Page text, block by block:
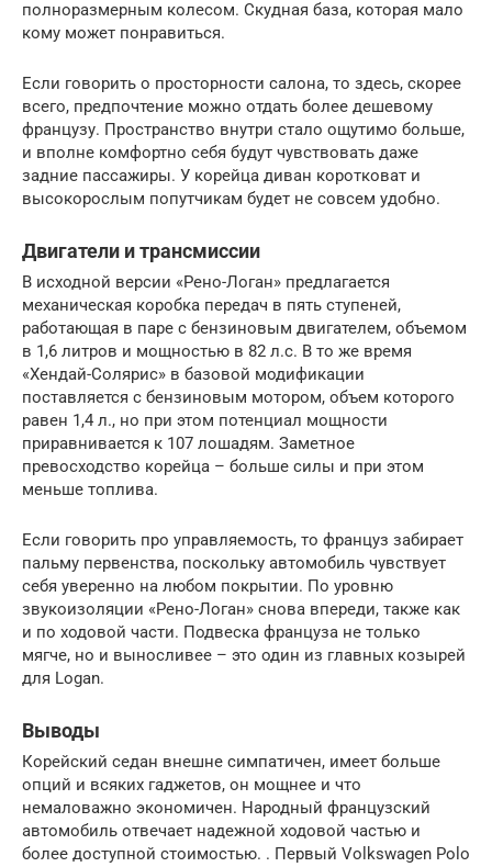
полноразмерным колесом. Скудная база, которая мало
кому может понравиться.
Если говорить о просторности салона, то здесь, скорее
всего, предпочтение можно отдать более дешевому
французу. Пространство внутри стало ощутимо больше,
и вполне комфортно себя будут чувствовать даже
задние пассажиры. У корейца диван коротковат и
высокорослым попутчикам будет не совсем удобно.
Двигатели и трансмиссии
В исходной версии «Рено-Логан» предлагается
механическая коробка передач в пять ступеней,
работающая в паре с бензиновым двигателем, объемом
в 1,6 литров и мощностью в 82 л.с. В то же время
«Хендай-Солярис» в базовой модификации
поставляется с бензиновым мотором, объем которого
равен 1,4 л., но при этом потенциал мощности
приравнивается к 107 лошадям. Заметное
превосходство корейца – больше силы и при этом
меньше топлива.
Если говорить про управляемость, то француз забирает
пальму первенства, поскольку автомобиль чувствует
себя уверенно на любом покрытии. По уровню
звукоизоляции «Рено-Логан» снова впереди, также как
и по ходовой части. Подвеска француза не только
мягче, но и выносливее – это один из главных козырей
для Logan.
Выводы
Корейский седан внешне симпатичен, имеет больше
опций и всяких гаджетов, он мощнее и что
немаловажно экономичен. Народный французский
автомобиль отвечает надежной ходовой частью и
более доступной стоимостью. . Первый Volkswagen Polo